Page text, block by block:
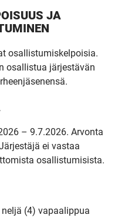
JA
osallistumiskelpoisia.
osallistua järjestävän
– 9.7.2026. Arvonta
ei vastaa
osallistumisista.
(4) vapaalippua